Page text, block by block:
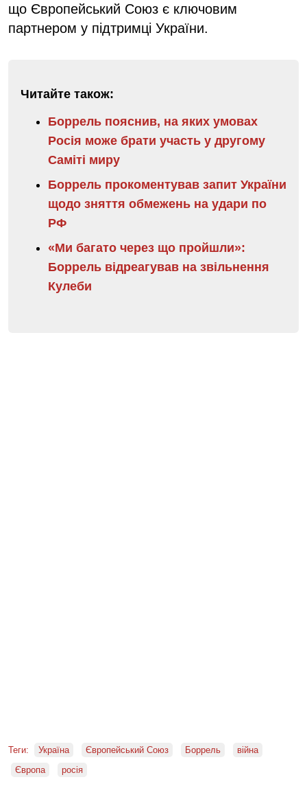
що Європейський Союз є ключовим
партнером у підтримці України.
Читайте також:
Боррель пояснив, на яких умовах
Росія може брати участь у другому
Саміті миру
Боррель прокоментував запит України
щодо зняття обмежень на удари по
РФ
«Ми багато через що пройшли»:
Боррель відреагував на звільнення
Кулеби
Теги: Україна Європейський Союз Боррель
війна
Європа
росія